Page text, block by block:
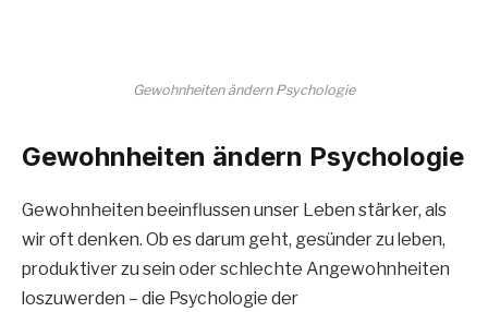
Gewohnheiten ändern Psychologie
Gewohnheiten ändern Psychologie
Gewohnheiten beeinflussen unser Leben stärker, als
wir oft denken. Ob es darum geht, gesünder zu leben,
produktiver zu sein oder schlechte Angewohnheiten
loszuwerden – die Psychologie der